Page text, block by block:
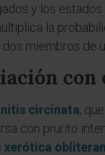
y los
la
miembros de
con
circinata,
con prurito
xerótica